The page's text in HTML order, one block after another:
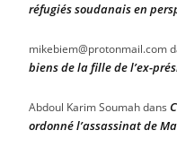
réfugiés soudanais en
mikebiem@protonmail.com
biens de la fille de l’ex-
Abdoul Karim Soumahdans
ordonné l’assassinat de